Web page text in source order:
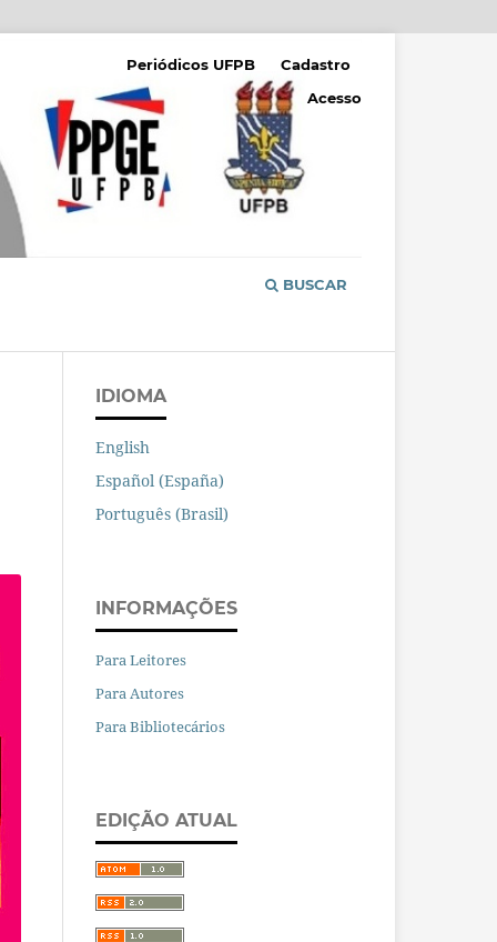
BUSCAR
Periódicos UFPB
Cadastro
Acesso
IDIOMA
English
Español (España)
Português (Brasil)
INFORMAÇÕES
Para Leitores
Para Autores
Para Bibliotecários
EDIÇÃO ATUAL